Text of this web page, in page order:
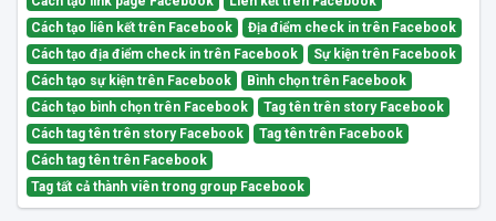
Cách tạo liên kết trên Facebook
Địa điểm check in trên Facebook
Cách tạo địa điểm check in trên Facebook
Sự kiện trên Facebook
Cách tạo sự kiện trên Facebook
Bình chọn trên Facebook
Cách tạo bình chọn trên Facebook
Tag tên trên story Facebook
Cách tag tên trên story Facebook
Tag tên trên Facebook
Cách tag tên trên Facebook
Tag tất cả thành viên trong group Facebook